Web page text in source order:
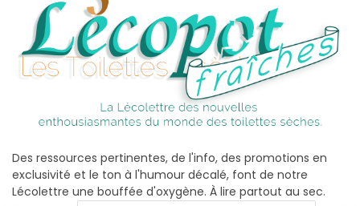
Des ressources pertinentes, de l'info, des promotions en
exclusivité et le ton à l'humour décalé, font de notre
Lécolettre une bouffée d'oxygène. À lire partout au sec.